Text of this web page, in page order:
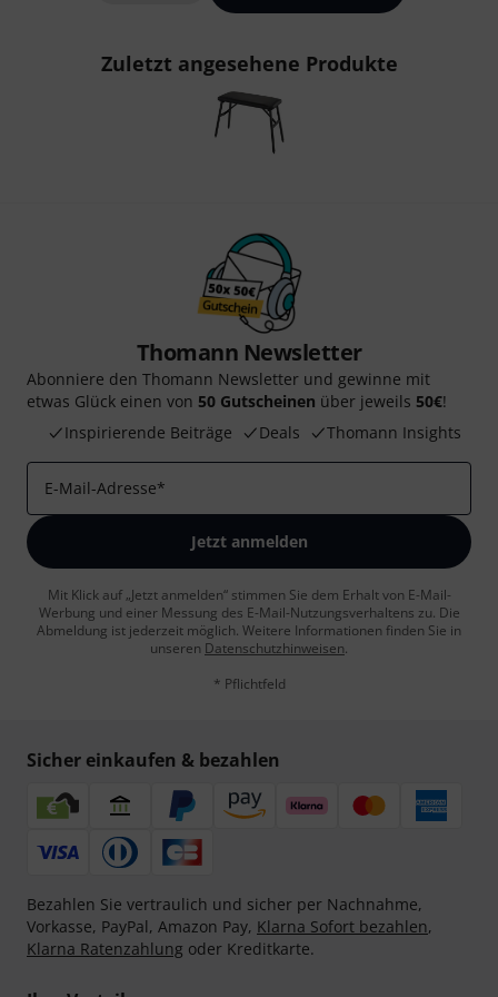
Zuletzt angesehene Produkte
Thomann Newsletter
Abonniere den Thomann Newsletter und gewinne mit
etwas Glück einen von 50 Gutscheinen über jeweils 50€!
Inspirierende Beiträge
Deals Thomann Insights
E-Mail-Adresse*
Jetzt anmelden
Mit Klick auf „Jetzt anmelden“ stimmen Sie dem Erhalt von E-Mail-
Werbung und einer Messung des E-Mail-Nutzungsverhaltens zu. Die
Abmeldung ist jederzeit möglich. Weitere Informationen finden Sie in
unseren Datenschutzhinweisen.
* Pflichtfeld
Sicher einkaufen & bezahlen
Bezahlen Sie vertraulich und sicher per Nachnahme,
Vorkasse, PayPal, Amazon Pay, Klarna Sofort bezahlen,
Klarna Ratenzahlung oder Kreditkarte.